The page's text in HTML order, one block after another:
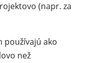
(napr. za
používajú ako
než